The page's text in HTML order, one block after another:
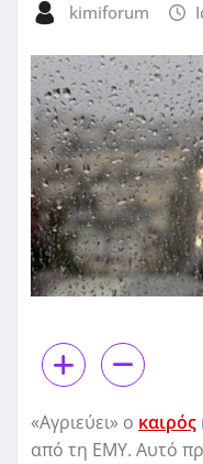
kimiforum
«Αγριεύει» ο καιρός
από τη ΕΜΥ. Αυτό